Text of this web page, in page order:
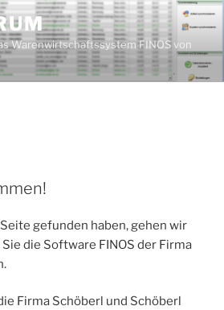
Warenwirtschaftssystem FINOS von
gefunden haben, gehen wir
Sie die Software FINOS der Firma
Firma Schöberl und Schöberl